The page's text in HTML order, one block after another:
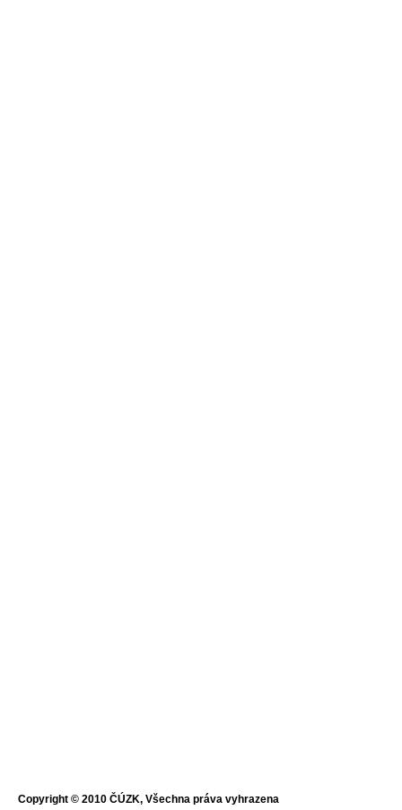
Copyright © 2010 ČÚZK, Všechna práva vyhrazena